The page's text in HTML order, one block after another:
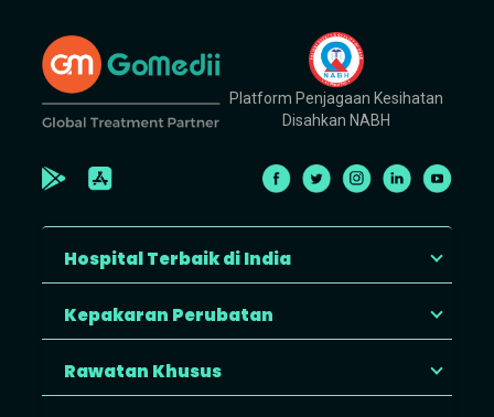
Platform Penjagaan Kesihatan
Disahkan NABH
Hospital Terbaik di India
Kepakaran Perubatan
Rawatan Khusus